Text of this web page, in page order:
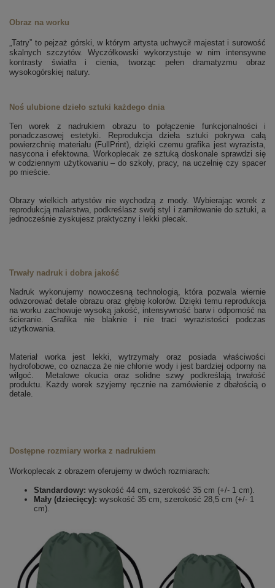
Obraz na worku
„Tatry” to pejzaż górski, w którym artysta uchwycił majestat i surowość
skalnych szczytów. Wyczółkowski wykorzystuje w nim intensywne
kontrasty światła i cienia, tworząc pełen dramatyzmu obraz
wysokogórskiej natury.
Noś ulubione dzieło sztuki każdego dnia
Ten worek z nadrukiem obrazu to połączenie funkcjonalności i
ponadczasowej estetyki. Reprodukcja dzieła sztuki pokrywa całą
powierzchnię materiału (FullPrint), dzięki czemu grafika jest wyrazista,
nasycona i efektowna. Workoplecak ze sztuką doskonale sprawdzi się
w codziennym użytkowaniu – do szkoły, pracy, na uczelnię czy spacer
po mieście.
Obrazy wielkich artystów nie wychodzą z mody. Wybierając worek z
reprodukcją malarstwa, podkreślasz swój styl i zamiłowanie do sztuki, a
jednocześnie zyskujesz praktyczny i lekki plecak.
Trwały nadruk i dobra jakość
Nadruk wykonujemy nowoczesną technologią, która pozwala wiernie
odwzorować detale obrazu oraz głębię kolorów. Dzięki temu reprodukcja
na worku zachowuje wysoką jakość, intensywność barw i odporność na
ścieranie. Grafika nie blaknie i nie traci wyrazistości podczas
użytkowania.
Materiał worka jest lekki, wytrzymały oraz posiada właściwości
hydrofobowe, co oznacza że nie chłonie wody i jest bardziej odporny na
wilgoć.
Metalowe okucia oraz solidne szwy podkreślają trwałość
produktu. Każdy worek szyjemy ręcznie na zamówienie z dbałością o
detale.
Dostępne rozmiary worka z nadrukiem
Workoplecak z obrazem oferujemy w dwóch rozmiarach:
Standardowy: wysokość 44 cm, szerokość 35 cm (+/- 1 cm).
Mały (dziecięcy): wysokość 35 cm, szerokość 28,5 cm (+/- 1
cm).